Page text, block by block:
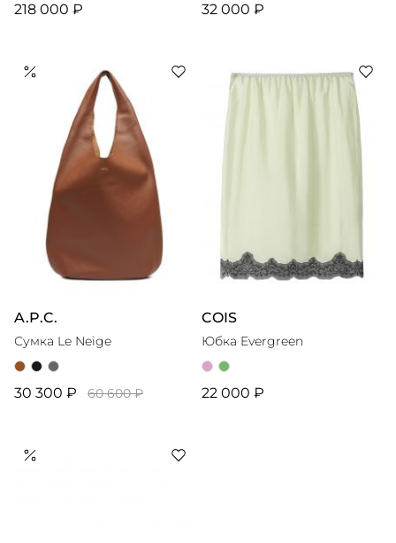
218 000 ₽ 32 000 ₽
A.P.C.
Сумка Le Neige
30 300 ₽ 60 600 ₽
COIS
Юбка Evergreen
22 000 ₽